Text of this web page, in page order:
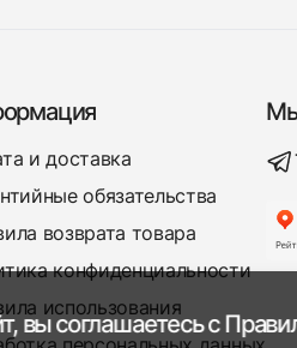
и доставка
обязательства
возврата товара
конфиденциальности
использования
вы соглашаетесь с